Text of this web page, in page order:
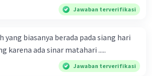
Jawaban terverifikasi
yang biasanya berada pada siang hari
karena ada sinar matahari .....
Jawaban terverifikasi